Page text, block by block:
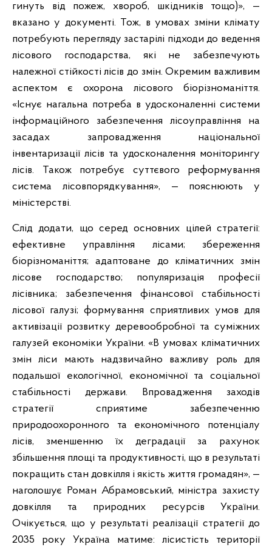
гинуть від пожеж, хвороб, шкідників тощо)», —
вказано у документі. Тож, в умовах зміни клімату
потребують перегляду застарілі підходи до ведення
лісового господарства, які не забезпечують
належної стійкості лісів до змін. Окремим важливим
аспектом є охорона лісового біорізноманіття.
«Існує нагальна потреба в удосконаленні системи
інформаційного забезпечення лісоуправління на
засадах запровадження національної
інвентаризації лісів та удосконалення моніторингу
лісів. Також потребує суттєвого реформування
система лісовпорядкування», — пояснюють у
міністерстві.
Слід додати, що серед основних цілей стратегії:
ефективне управління лісами; збереження
біорізноманіття; адаптоване до кліматичних змін
лісове господарство; популяризація професії
лісівника; забезпечення фінансової стабільності
лісової галузі; формування сприятливих умов для
активізації розвитку деревообробної та суміжних
галузей економіки України. «В умовах кліматичних
змін ліси мають надзвичайно важливу роль для
подальшої екологічної, економічної та соціальної
стабільності держави. Впровадження заходів
стратегії сприятиме забезпеченню
природоохоронного та економічного потенціалу
лісів, зменшенню їх деградації за рахунок
збільшення площі та продуктивності, що в результаті
покращить стан довкілля і якість життя громадян», —
наголошує Роман Абрамовський, міністра захисту
довкілля та природних ресурсів України.
Очікується, що у результаті реалізації стратегії до
2035 року Україна матиме: лісистість території